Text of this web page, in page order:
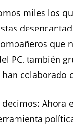
miles los
que
PC, también
colaborado
decimos: Ahora